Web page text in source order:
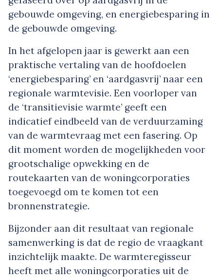
gebouwde omgeving, en energiebesparing in
de gebouwde omgeving.
In het afgelopen jaar is gewerkt aan een
praktische vertaling van de hoofdoelen
‘energiebesparing’ en ‘aardgasvrij’ naar een
regionale warmtevisie. Een voorloper van
de ‘transitievisie warmte’ geeft een
indicatief eindbeeld van de verduurzaming
van de warmtevraag met een fasering. Op
dit moment worden de mogelijkheden voor
grootschalige opwekking en de
routekaarten van de woningcorporaties
toegevoegd om te komen tot een
bronnenstrategie.
Bijzonder aan dit resultaat van regionale
samenwerking is dat de regio de vraagkant
inzichtelijk maakte. De warmteregisseur
heeft met alle woningcorporaties uit de